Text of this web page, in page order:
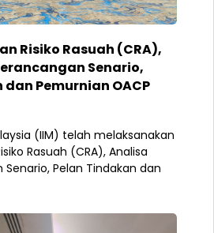
Risiko Rasuah (CRA),
Senario,
Pemurnian OACP
(IIM) telah melaksanakan
Rasuah (CRA), Analisa
Pelan Tindakan dan